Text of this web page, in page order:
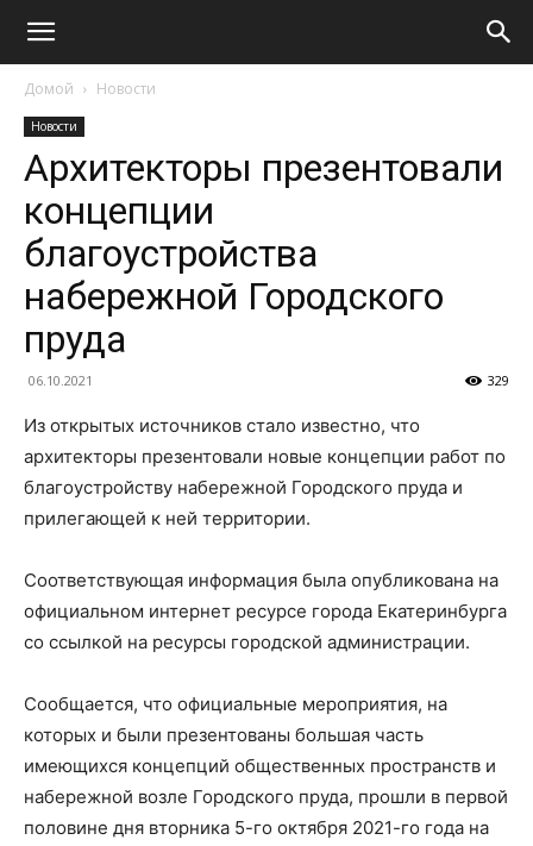
Домой Новости
Новости
Архитекторы презентовали
концепции
благоустройства
набережной Городского
пруда
06.10.2021 329
Из открытых источников стало известно, что
архитекторы презентовали новые концепции работ по
благоустройству набережной Городского пруда и
прилегающей к ней территории.
Соответствующая информация была опубликована на
официальном интернет ресурсе города Екатеринбурга
со ссылкой на ресурсы городской администрации.
Сообщается, что официальные мероприятия, на
которых и были презентованы большая часть
имеющихся концепций общественных пространств и
набережной возле Городского пруда, прошли в первой
половине дня вторника 5-го октября 2021-го года на